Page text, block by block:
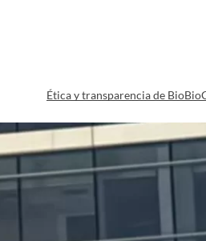
Ética y transparencia de